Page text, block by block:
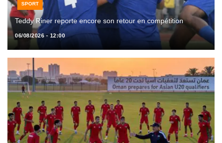
SPORT
Teddy Riner reporte encore son retour en compétition
06/08/2026 - 12:00